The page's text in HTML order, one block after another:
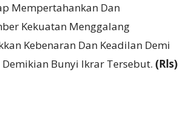
Mempertahankan Dan
Kekuatan Menggalang
Kebenaran Dan Keadilan Demi
Bunyi Ikrar Tersebut. (Rls)